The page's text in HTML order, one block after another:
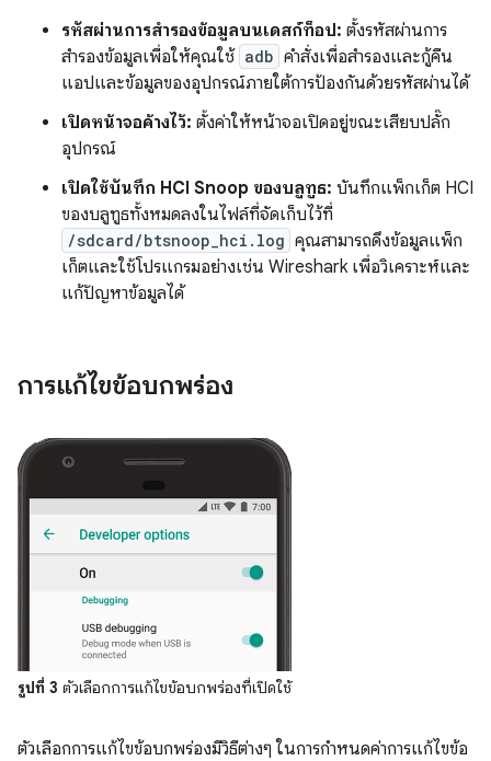
รหัสผ่านการสำรองข้อมูลบนเดสก์ท็อป: ตั้งรหัสผ่านการ
สำรองข้อมูลเพื่อให้คุณใช้ adb คำสั่งเพื่อสำรองและกู้คืน
แอปและข้อมูลของอุปกรณ์ภายใต้การป้องกันด้วยรหัสผ่านได้
เปิดหน้าจอค้างไว้: ตั้งค่าให้หน้าจอเปิดอยู่ขณะเสียบปลั๊ก
อุปกรณ์
เปิดใช้บันทึก HCI Snoop ของบลูทูธ: บันทึกแพ็กเก็ต HCI
ของบลูทูธทั้งหมดลงในไฟล์ที่จัดเก็บไว้ที่
/sdcard/btsnoop_hci.log คุณสามารถดึงข้อมูลแพ็ก
เก็ตและใช้โปรแกรมอย่างเช่น Wireshark เพื่อวิเคราะห์และ
แก้ปัญหาข้อมูลได้
การแก้ไขข้อบกพร่อง
รูปที่ 3 ตัวเลือกการแก้ไขข้อบกพร่องที่เปิดใช้
ตัวเลือกการแก้ไขข้อบกพร่องมีวิธีต่างๆ ในการกำหนดค่าการแก้ไขข้อ